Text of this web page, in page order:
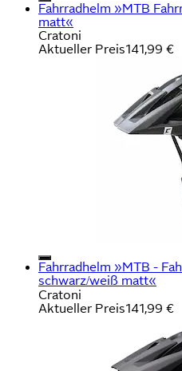
Fahrradhelm »MTB
matt«
Cratoni
Aktueller Preis141,99 €
Fahrradhelm »MTB -
schwarz/weiß matt«
Cratoni
Aktueller Preis141,99 €